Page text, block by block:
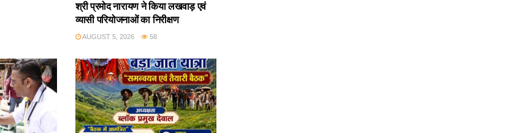
श्री प्रमोद नारायण ने किया लखवाड़ एवं
व्यासी परियोजनाओं का निरीक्षण
AUGUST 5, 2026 58